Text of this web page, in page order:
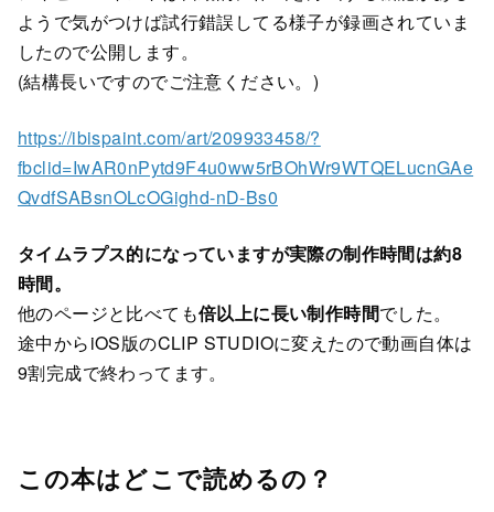
ようで気がつけば試行錯誤してる様子が録画されていま
したので公開します。
(結構長いですのでご注意ください。)
https://ibispaint.com/art/209933458/?
fbclid=IwAR0nPytd9F4u0ww5rBOhWr9WTQELucnGAe
QvdfSABsnOLcOGighd-nD-Bs0
タイムラプス的になっていますが実際の制作時間は約8
時間。
他のページと比べても倍以上に長い制作時間でした。
途中からiOS版のCLIP STUDIOに変えたので動画自体は
9割完成で終わってます。
この本はどこで読めるの？